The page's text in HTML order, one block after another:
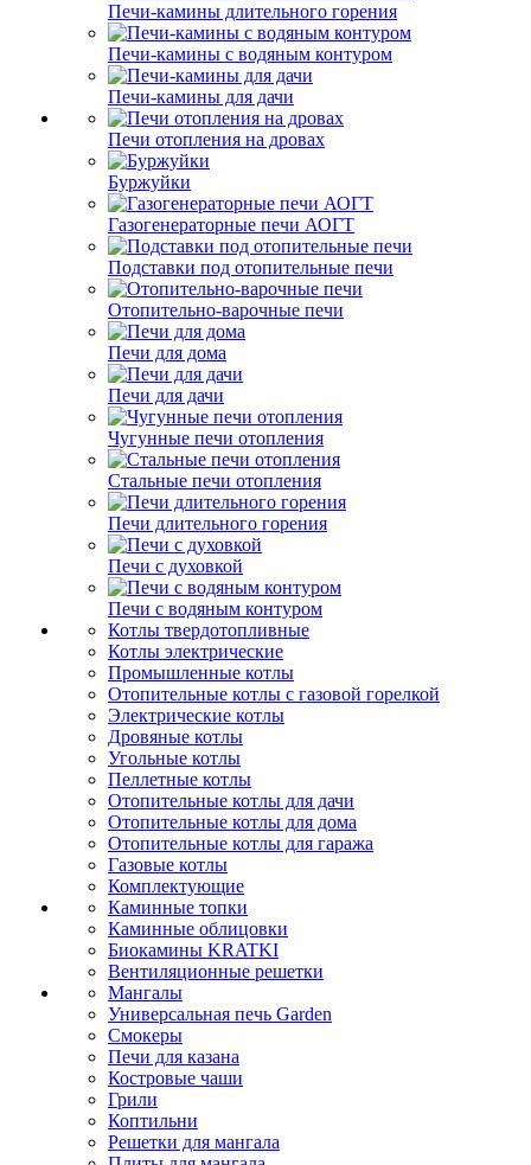
Печи-камины длительного горения
Печи-камины с водяным контуром
Печи-камины для дачи
Печи отопления на дровах
Буржуйки
Газогенераторные печи АОГТ
Подставки под отопительные печи
Отопительно-варочные печи
Печи для дома
Печи для дачи
Чугунные печи отопления
Стальные печи отопления
Печи длительного горения
Печи с духовкой
Печи с водяным контуром
Котлы твердотопливные
Котлы электрические
Промышленные котлы
Отопительные котлы с газовой горелкой
Электрические котлы
Дровяные котлы
Угольные котлы
Пеллетные котлы
Отопительные котлы для дачи
Отопительные котлы для дома
Отопительные котлы для гаража
Газовые котлы
Комплектующие
Каминные топки
Каминные облицовки
Биокамины KRATKI
Вентиляционные решетки
Мангалы
Универсальная печь Garden
Смокеры
Печи для казана
Костровые чаши
Грили
Коптильни
Решетки для мангала